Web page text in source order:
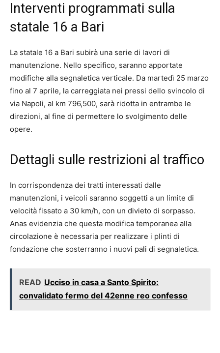
Interventi programmati sulla
statale 16 a Bari
La statale 16 a Bari subirà una serie di lavori di
manutenzione. Nello specifico, saranno apportate
modifiche alla segnaletica verticale. Da martedì 25 marzo
fino al 7 aprile, la carreggiata nei pressi dello svincolo di
via Napoli, al km 796,500, sarà ridotta in entrambe le
direzioni, al fine di permettere lo svolgimento delle
opere.
Dettagli sulle restrizioni al traffico
In corrispondenza dei tratti interessati dalle
manutenzioni, i veicoli saranno soggetti a un limite di
velocità fissato a 30 km/h, con un divieto di sorpasso.
Anas evidenzia che questa modifica temporanea alla
circolazione è necessaria per realizzare i plinti di
fondazione che sosterranno i nuovi pali di segnaletica.
READ Ucciso in casa a Santo Spirito:
convalidato fermo del 42enne reo confesso